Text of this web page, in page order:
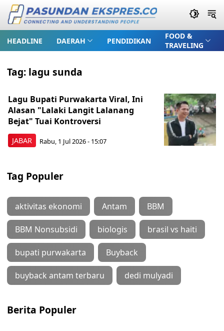
HEADLINE DAERAH PENDIDIKAN
FOOD &
TRAVELING
Tag: lagu sunda
JABAR
Lagu Bupati Purwakarta Viral, Ini
Alasan "Lalaki Langit Lalanang
Bejat" Tuai Kontroversi
Rabu, 1 Jul 2026 - 15:07
Tag Populer
aktivitas ekonomi Antam BBM
BBM Nonsubsidi biologis brasil vs haiti
bupati purwakarta Buyback
buyback antam terbaru dedi mulyadi
Berita Populer